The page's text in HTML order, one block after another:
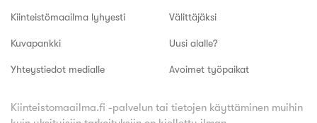
Kiinteistömaailma lyhyesti
Kuvapankki
Yhteystiedot medialle
Välittäjäksi
Uusi alalle?
Avoimet työpaikat
Kiinteistomaailma.fi -palvelun tai tietojen käyttäminen muihin